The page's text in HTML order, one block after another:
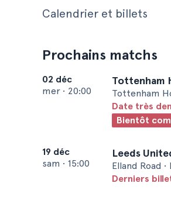
Calendrier et billets
Prochains matchs
02 déc
mer • 20:00
Tottenham
Tottenham
Date très
Bientôt
19 déc
sam • 15:00
Leeds
Elland Road •
Derniers